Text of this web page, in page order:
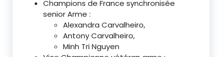
Champions de France synchronisée
senior Arme : ⁠
Alexandra Carvalheiro,
Antony Carvalheiro,
Minh Tri Nguyen